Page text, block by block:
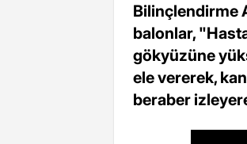
Bilinçlendirme
balonlar,
gökyüzüne
ele vererek,
beraber